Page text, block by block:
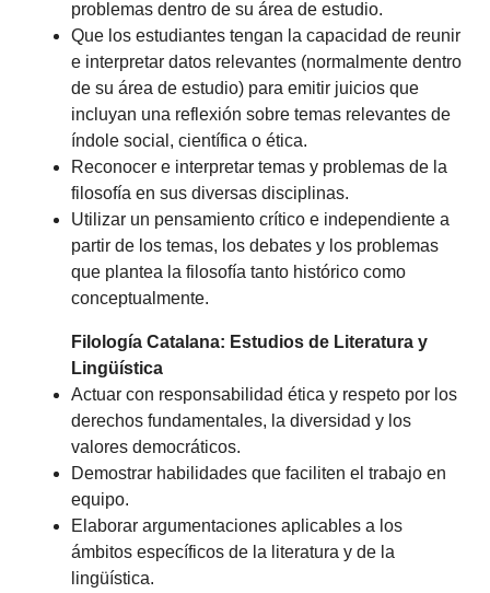
problemas dentro de su área de estudio.
Que los estudiantes tengan la capacidad de reunir
e interpretar datos relevantes (normalmente dentro
de su área de estudio) para emitir juicios que
incluyan una reflexión sobre temas relevantes de
índole social, científica o ética.
Reconocer e interpretar temas y problemas de la
filosofía en sus diversas disciplinas.
Utilizar un pensamiento crítico e independiente a
partir de los temas, los debates y los problemas
que plantea la filosofía tanto histórico como
conceptualmente.
Filología Catalana: Estudios de Literatura y
Lingüística
Actuar con responsabilidad ética y respeto por los
derechos fundamentales, la diversidad y los
valores democráticos.
Demostrar habilidades que faciliten el trabajo en
equipo.
Elaborar argumentaciones aplicables a los
ámbitos específicos de la literatura y de la
lingüística.